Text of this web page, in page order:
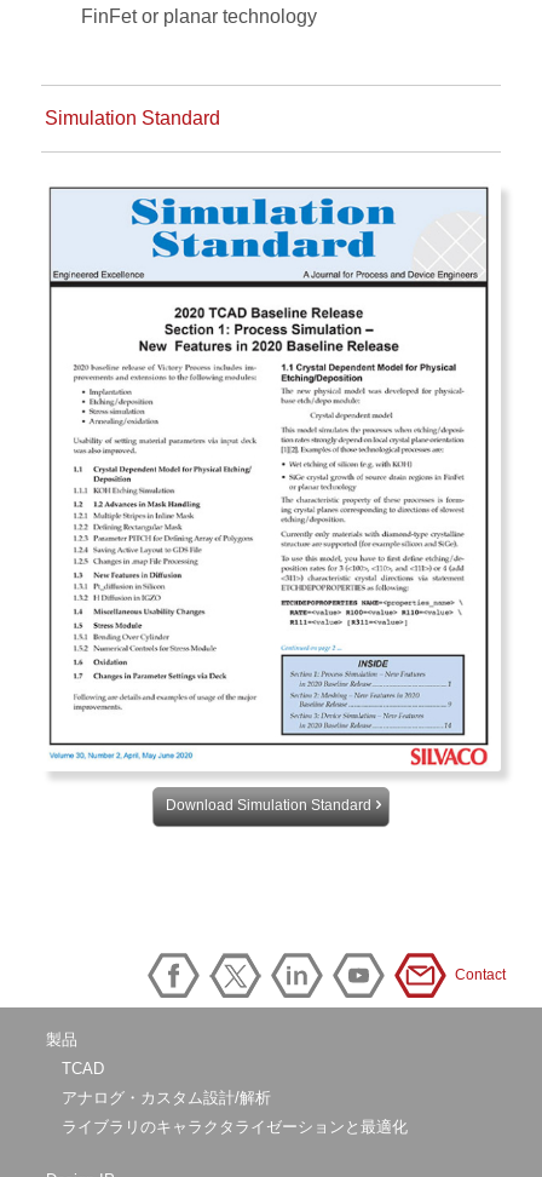
FinFet or planar technology
Simulation Standard
Download Simulation Standard
Contact
製品
TCAD
アナログ・カスタム設計/解析
ライブラリのキャラクタライゼーションと最適化